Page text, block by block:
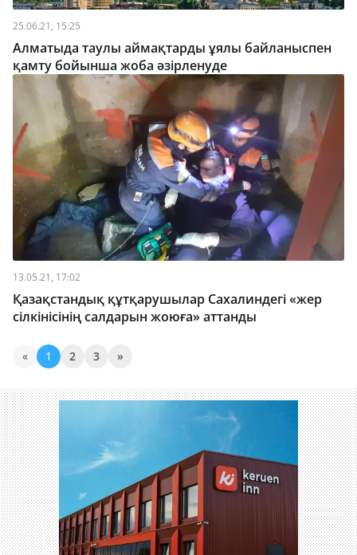
25.06.21, 15:25
Алматыда таулы аймақтарды ұялы байланыспен
қамту бойынша жоба әзірленуде
13.05.21, 17:02
Қазақстандық құтқарушылар Сахалиндегі «жер
сілкінісінің салдарын жоюға» аттанды
« 1 2 3 »